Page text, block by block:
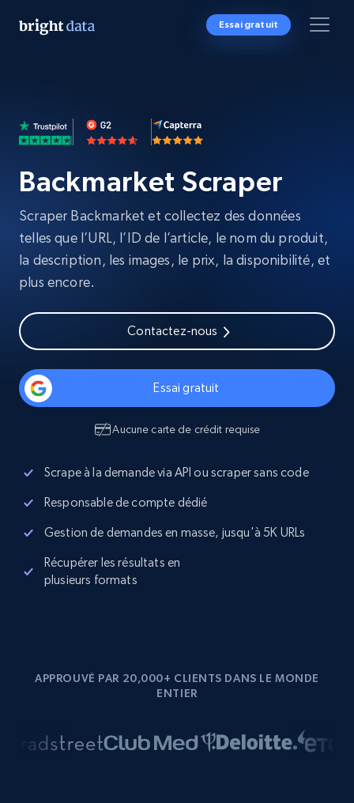
Essai gratuit
Backmarket Scraper
Scraper Backmarket et collectez des données
telles que l’URL, l’ID de l’article, le nom du produit,
la description, les images, le prix, la disponibilité, et
plus encore.
Contactez-nous
Essai gratuit
Aucune carte de crédit requise
Scrape à la demande via API ou scraper sans code
Responsable de compte dédié
Gestion de demandes en masse, jusqu'à 5K URLs
Récupérer les résultats en
plusieurs formats
APPROUVÉ PAR 20,000+ CLIENTS DANS LE MONDE
ENTIER